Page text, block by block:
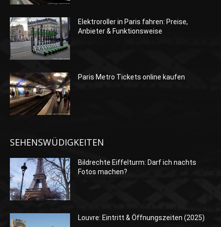
Elektroroller in Paris fahren: Preise,
Anbieter & Funktionsweise
Paris Metro Tickets online kaufen
SEHENSWÜDIGKEITEN
Bildrechte Eiffelturm: Darf ich nachts
Fotos machen?
Louvre: Eintritt & Öffnungszeiten (2025)